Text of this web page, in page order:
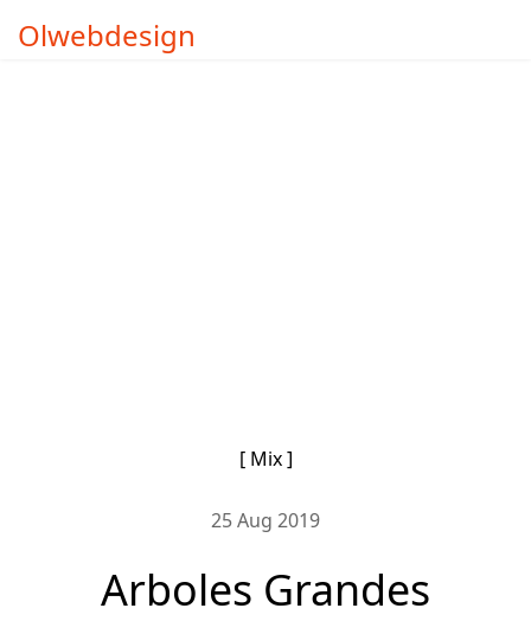
Olwebdesign
[ Mix ]
25 Aug 2019
Arboles Grandes